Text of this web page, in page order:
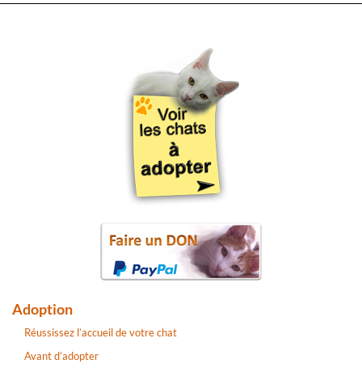
Adoption
Réussissez l’accueil de votre chat
Avant d’adopter